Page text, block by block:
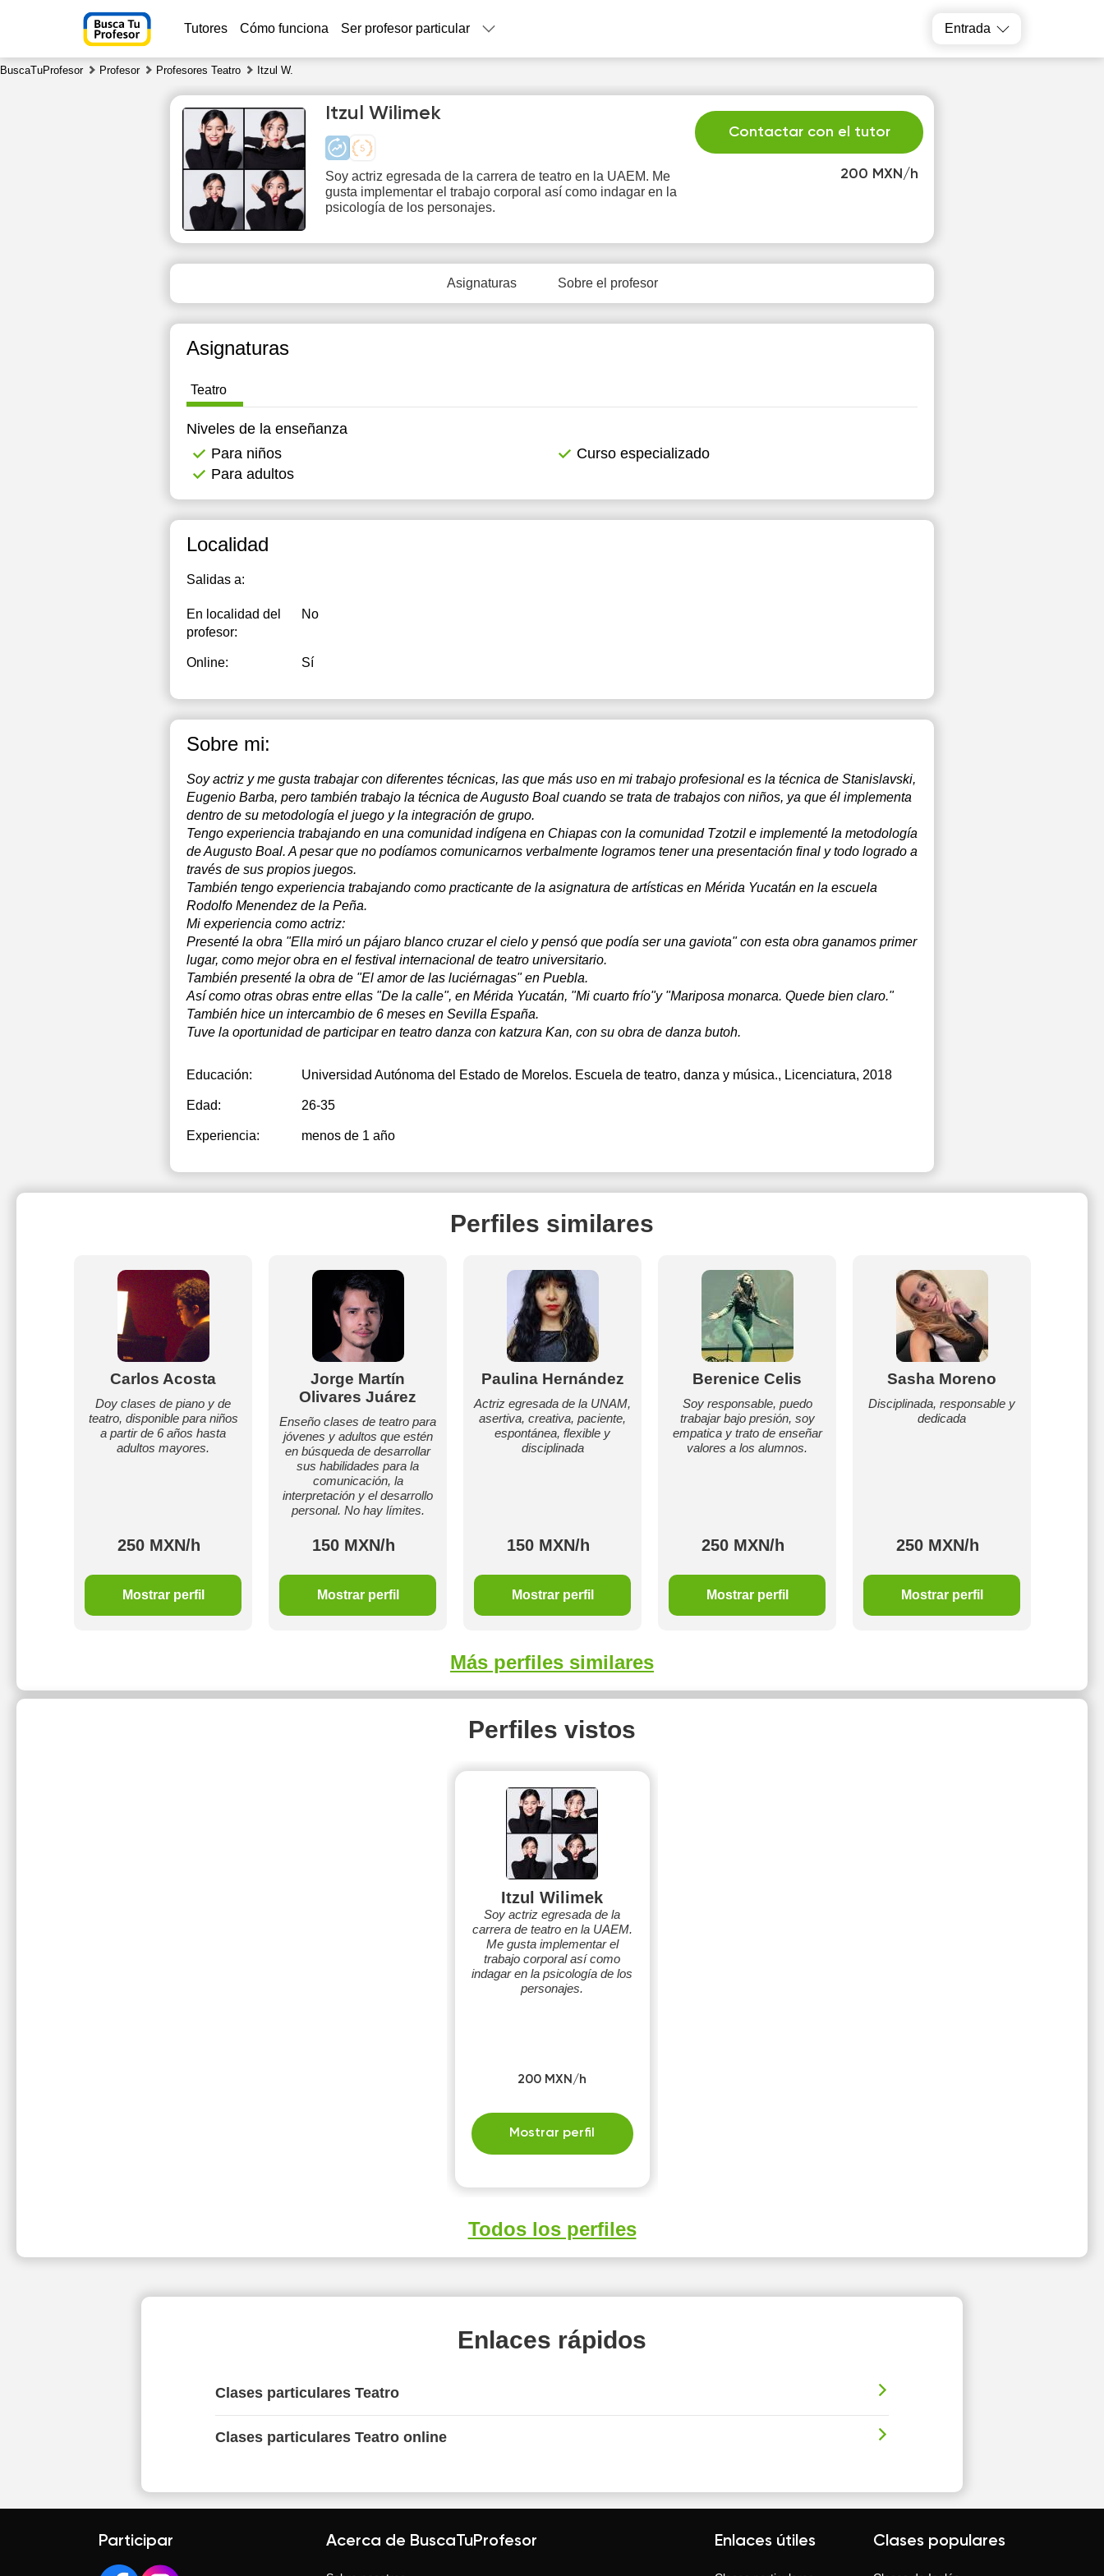
Tutores Cómo funciona Ser profesor particular Entrada
BuscaTuProfesor Profesor Profesores Teatro Itzul W.
200 MXN/h
Contactar con el tutor
Itzul Wilimek
Soy actriz egresada de la carrera de teatro en la UAEM. Me
gusta implementar el trabajo corporal así como indagar en la
psicología de los personajes.
Asignaturas Sobre el profesor
Asignaturas
Teatro
Niveles de la enseñanza
Para niños
Curso especializado
Para adultos
Localidad
Salidas a:
En localidad del
profesor:
No
Online: Sí
Sobre mi:
Soy actriz y me gusta trabajar con diferentes técnicas, las que más uso en mi trabajo profesional es la técnica de Stanislavski,
Eugenio Barba, pero también trabajo la técnica de Augusto Boal cuando se trata de trabajos con niños, ya que él implementa
dentro de su metodología el juego y la integración de grupo.
Tengo experiencia trabajando en una comunidad indígena en Chiapas con la comunidad Tzotzil e implementé la metodología
de Augusto Boal. A pesar que no podíamos comunicarnos verbalmente logramos tener una presentación final y todo logrado a
través de sus propios juegos.
También tengo experiencia trabajando como practicante de la asignatura de artísticas en Mérida Yucatán en la escuela
Rodolfo Menendez de la Peña.
Mi experiencia como actriz:
Presenté la obra "Ella miró un pájaro blanco cruzar el cielo y pensó que podía ser una gaviota" con esta obra ganamos primer
lugar, como mejor obra en el festival internacional de teatro universitario.
También presenté la obra de "El amor de las luciérnagas" en Puebla.
Así como otras obras entre ellas "De la calle", en Mérida Yucatán, "Mi cuarto frío"y "Mariposa monarca. Quede bien claro."
También hice un intercambio de 6 meses en Sevilla España.
Tuve la oportunidad de participar en teatro danza con katzura Kan, con su obra de danza butoh.
Educación: Universidad Autónoma del Estado de Morelos. Escuela de teatro, danza y música., Licenciatura, 2018
Edad: 26-35
Experiencia: menos de 1 año
Perfiles similares
Carlos Acosta
Doy clases de piano y de
teatro, disponible para niños
a partir de 6 años hasta
adultos mayores.
250 MXN/h
Mostrar perfil
Jorge Martín
Olivares Juárez
Enseño clases de teatro para
jóvenes y adultos que estén
en búsqueda de desarrollar
sus habilidades para la
comunicación, la
interpretación y el desarrollo
personal. No hay límites.
150 MXN/h
Mostrar perfil
Paulina Hernández
Actriz egresada de la UNAM,
asertiva, creativa, paciente,
espontánea, flexible y
disciplinada
150 MXN/h
Mostrar perfil
Berenice Celis
Soy responsable, puedo
trabajar bajo presión, soy
empatica y trato de enseñar
valores a los alumnos.
250 MXN/h
Mostrar perfil
Sasha Moreno
Disciplinada, responsable y
dedicada
250 MXN/h
Mostrar perfil
Más perfiles similares
Perfiles vistos
Itzul Wilimek
Soy actriz egresada de la
carrera de teatro en la UAEM.
Me gusta implementar el
trabajo corporal así como
indagar en la psicología de los
personajes.
200 MXN/h
Mostrar perfil
Todos los perfiles
Enlaces rápidos
Clases particulares Teatro
Clases particulares Teatro online
Su
9
Mo
Tu
Participar Acerca de BuscaTuProfesor Enlaces útiles Clases populares